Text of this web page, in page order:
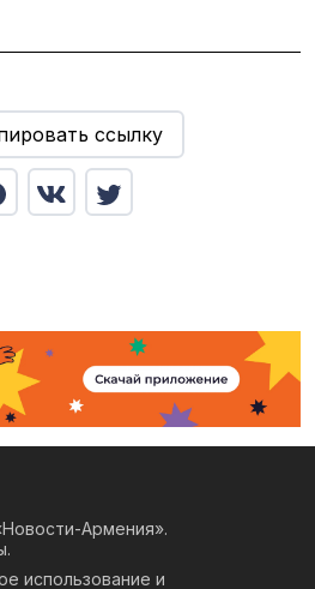
ссылку
Армения».
использование и